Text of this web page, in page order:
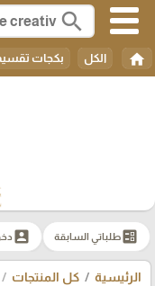
search
home الكل بكجات
ballotطلباتي السابقة account_box
الرئيسية كل المنتجات